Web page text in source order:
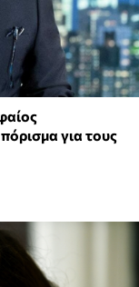
για τους